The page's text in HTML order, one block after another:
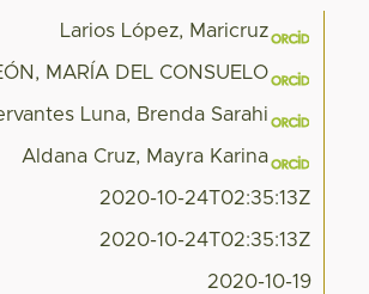
Larios López, Maricruz
MARÍA DEL CONSUELO
Luna, Brenda Sarahi
Aldana Cruz, Mayra Karina
2020-10-24T02:35:13Z
2020-10-24T02:35:13Z
2020-10-19